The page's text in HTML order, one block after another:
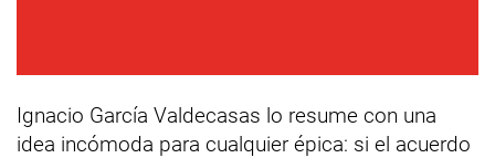
Ignacio García Valdecasas lo resume con una
idea incómoda para cualquier épica: si el acuerdo